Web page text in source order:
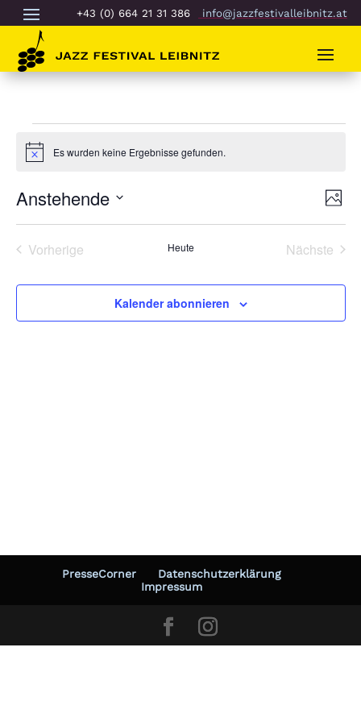
+43 (0) 664 21 31 386 info@jazzfestivalleibnitz.at
Veranstaltungen
HinweisEs wurden keine Ergebnisse gefunden.
Foto
Anstehende
auswählen.
of
Photo
Vorherige
Heute
Nächste
Kalender abonnieren
PresseCorner
Datenschutzerklärung
Impressum